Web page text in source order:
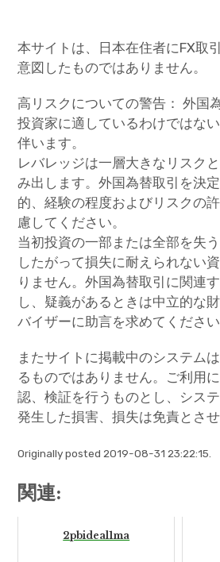
本サイトは、日本在住者にFX取
意図したものではありません。
高リスクについての警告： 外国
投資家に適しているわけではな
伴います。
レバレッジは一層大きなリスク
み出します。外国為替取引を決
的、経験の程度およびリスクの
慮してください。
当初投資の一部または全部を失
したがって損失に耐えられない
りません。外国為替取引に関連
し、疑義があるときは中立的な
バイザーに助言を求めてください
またサイトに掲載中のシステム
るものではありません。ご利用
認、検証を行うものとし、シス
発生した損害、損失は免責とさ
Originally posted 2019-08-31 23:22:15.
関連:
2pbideal1ma